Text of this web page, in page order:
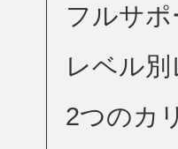
フルサ
レベル
2つのカ